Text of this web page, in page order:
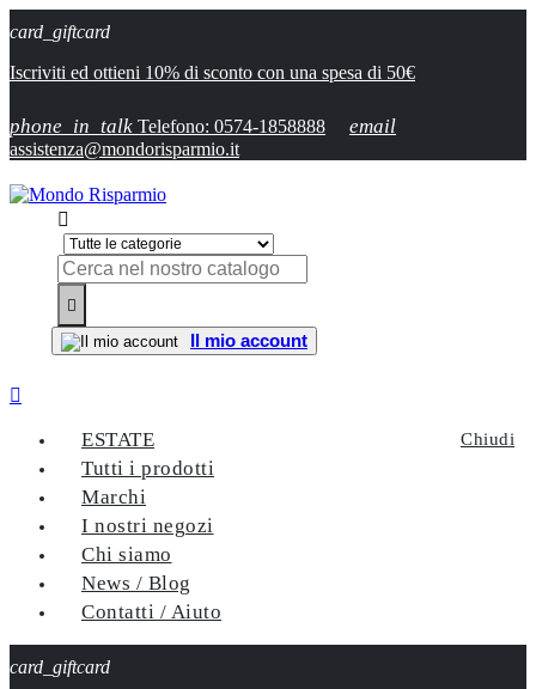
card_giftcard
Iscriviti ed ottieni 10% di sconto con una spesa di 50€
phone_in_talk Telefono: 0574-1858888 email
assistenza@mondorisparmio.it


Il mio account

Chiudi
ESTATE
Tutti i prodotti
Marchi
I nostri negozi
Chi siamo
News / Blog
Contatti / Aiuto
card_giftcard